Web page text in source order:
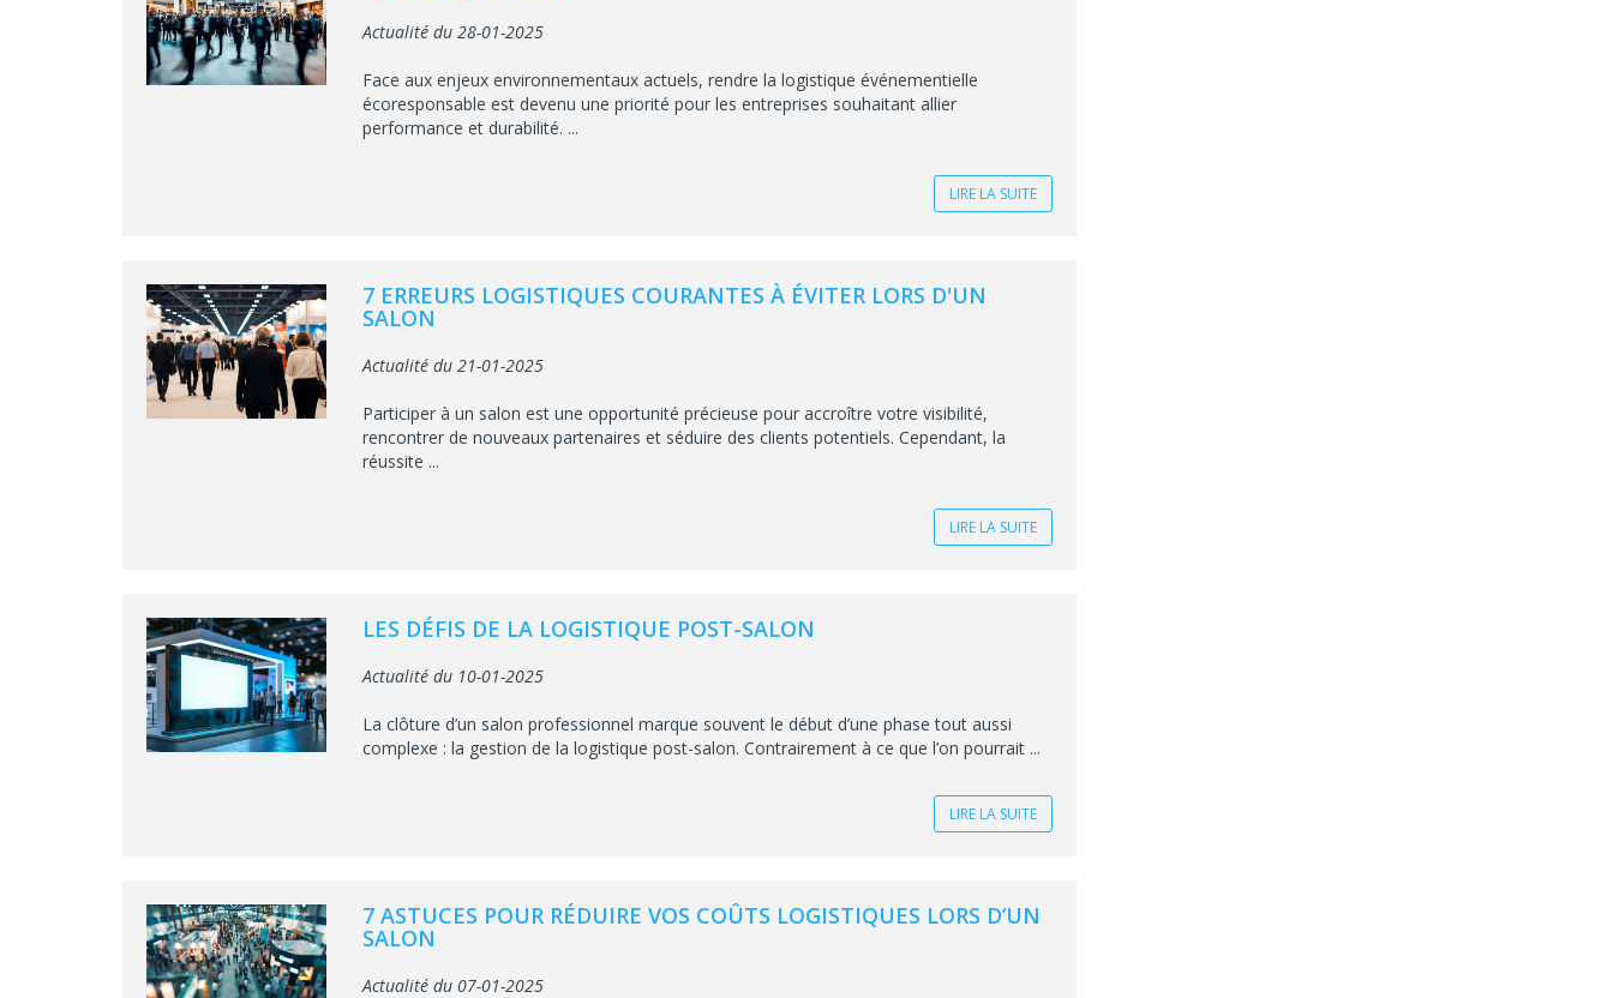
Actualité du 28-01-2025
Face aux enjeux environnementaux actuels, rendre la logistique événementielle
écoresponsable est devenu une priorité pour les entreprises souhaitant allier
performance et durabilité. ...
LIRE LA SUITE
7 ERREURS LOGISTIQUES COURANTES À ÉVITER LORS D'UN
SALON
Actualité du 21-01-2025
Participer à un salon est une opportunité précieuse pour accroître votre visibilité,
rencontrer de nouveaux partenaires et séduire des clients potentiels. Cependant, la
réussite ...
LIRE LA SUITE
LES DÉFIS DE LA LOGISTIQUE POST-SALON
Actualité du 10-01-2025
La clôture d’un salon professionnel marque souvent le début d’une phase tout aussi
complexe : la gestion de la logistique post-salon. Contrairement à ce que l’on pourrait ...
LIRE LA SUITE
7 ASTUCES POUR RÉDUIRE VOS COÛTS LOGISTIQUES LORS D’UN
SALON
Actualité du 07-01-2025